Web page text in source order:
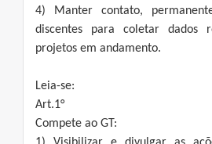
4) Manter contato,
discentes para coletar dados
projetos em andamento.
Leia-se:
Art.1°
Compete ao GT: